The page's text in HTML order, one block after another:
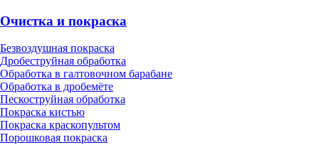
Очистка и покраска
Безвоздушная покраска
Дробеструйная обработка
Обработка в галтовочном барабане
Обработка в дробемёте
Пескоструйная обработка
Покраска кистью
Покраска краскопультом
Порошковая покраска